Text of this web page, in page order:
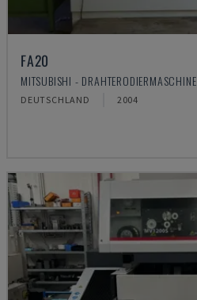
FA20
MITSUBISHI - DRAHTERODIERMASCHINE
DEUTSCHLAND 2004